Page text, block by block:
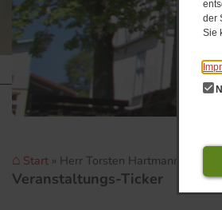
der
Sie
Start Herr Torsten Hartmann
Veranstaltungs-Ticker